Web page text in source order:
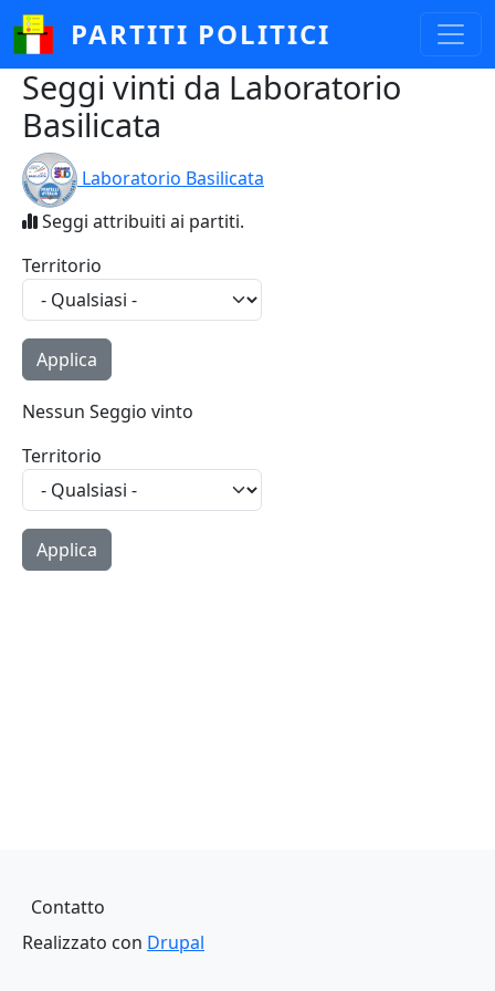
Salta al contenuto principale
PARTITI POLITICI
Seggi vinti da Laboratorio
Basilicata
Laboratorio Basilicata
Seggi attribuiti ai partiti.
Territorio
Nessun Seggio vinto
Territorio
Piè di pagina
Contatto
Realizzato con Drupal